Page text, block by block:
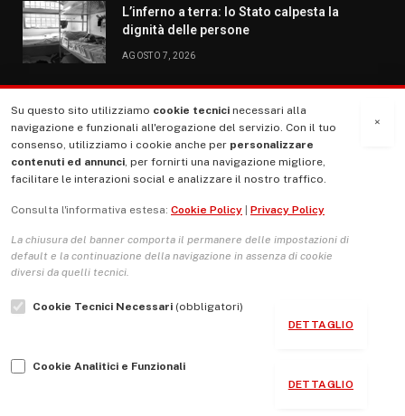
L’inferno a terra: lo Stato calpesta la
dignità delle persone
AGOSTO 7, 2026
MENU
La Nostra Storia
Le Copertine
L’Associazione
Indirizzo Socio Politico Culturale
Guida per le autrici e gli autori
×
Su questo sito utilizziamo cookie tecnici necessari alla
navigazione e funzionali all'erogazione del servizio. Con il tuo
consenso, utilizziamo i cookie anche per personalizzare
contenuti ed annunci, per fornirti una navigazione migliore,
facilitare le interazioni social e analizzare il nostro traffico.
Consulta l'informativa estesa: Cookie Policy Privacy Policy
La chiusura del banner comporta il permanere delle impostazioni di
default e la continuazione della navigazione in assenza di cookie
diversi da quelli tecnici.
Cookie Tecnici Necessari (obbligatori)
DETTAGLIO
Cookie Analitici e Funzionali
DETTAGLIO